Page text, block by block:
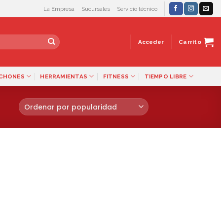
La Empresa Sucursales Servicio técnico
Acceder Carrito
HERRAMIENTAS FITNESS TIEMPO LIBRE